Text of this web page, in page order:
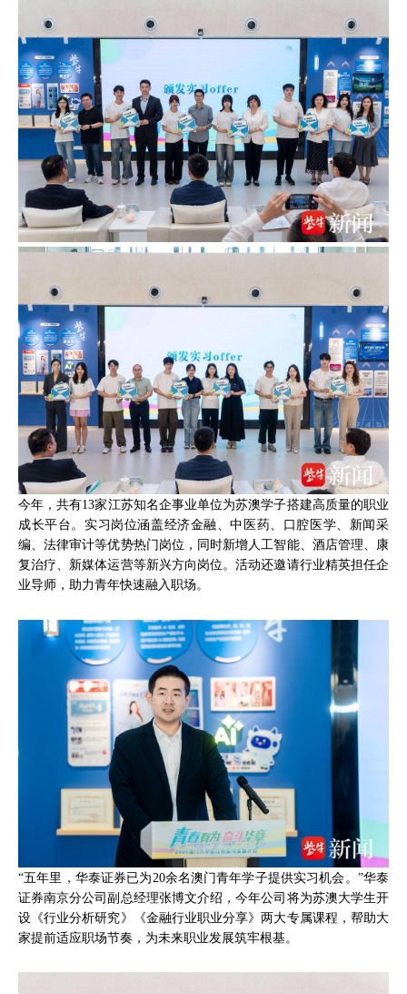
今年，共有13家江苏知名企事业单位为苏澳学子搭建高质量的职业
成长平台。实习岗位涵盖经济金融、中医药、口腔医学、新闻采
编、法律审计等优势热门岗位，同时新增人工智能、酒店管理、康
复治疗、新媒体运营等新兴方向岗位。活动还邀请行业精英担任企
业导师，助力青年快速融入职场。
“五年里，华泰证券已为20余名澳门青年学子提供实习机会。”华泰
证券南京分公司副总经理张博文介绍，今年公司将为苏澳大学生开
设《行业分析研究》《金融行业职业分享》两大专属课程，帮助大
家提前适应职场节奏，为未来职业发展筑牢根基。